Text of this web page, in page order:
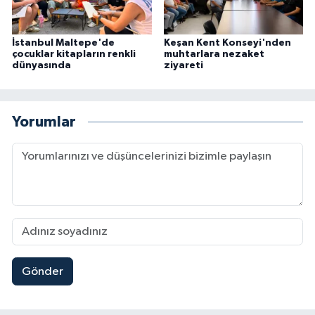
İstanbul Maltepe'de
çocuklar kitapların renkli
dünyasında
Keşan Kent Konseyi'nden
muhtarlara nezaket
ziyareti
Yorumlar
Gönder